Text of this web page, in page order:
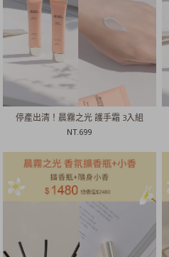
停產出清！晨霧之光 護手霜 3入組
NT.699